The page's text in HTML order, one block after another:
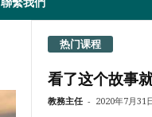
热门课程
看了这个故事
教務主任 - 2020年7月31